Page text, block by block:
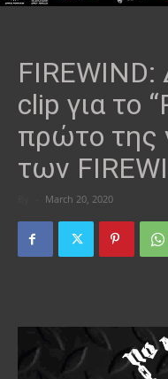
FIREWIND:
clip για το
πρώτο της
των
March 20, 2020